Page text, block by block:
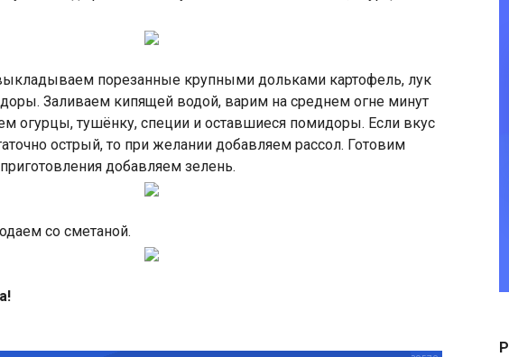
порезанные крупными дольками картофель, лук
Заливаем кипящей водой, варим на среднем огне минут
огурцы, тушёнку, специи и оставшиеся помидоры. Если вкус
острый, то при желании добавляем рассол. Готовим
добавляем зелень.
со сметаной.